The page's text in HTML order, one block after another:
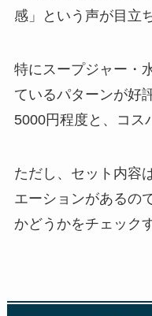
感」という声が目立
特にスープジャー・
ているパターンが好
5000円程度と、コス
ただし、セット内容
エーションがあるの
かどうかをチェック